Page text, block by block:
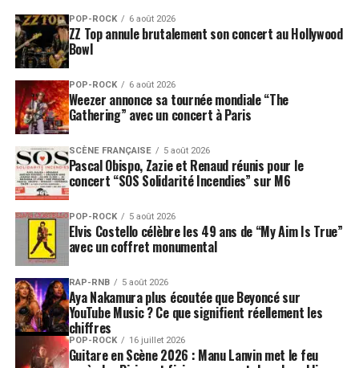
POP-ROCK 6 août 2026
ZZ Top annule brutalement son concert au Hollywood
Bowl
POP-ROCK 6 août 2026
Weezer annonce sa tournée mondiale “The
Gathering” avec un concert à Paris
SCÈNE FRANÇAISE 5 août 2026
Pascal Obispo, Zazie et Renaud réunis pour le
concert “SOS Solidarité Incendies” sur M6
POP-ROCK 5 août 2026
Elvis Costello célèbre les 49 ans de “My Aim Is True”
avec un coffret monumental
RAP-RNB 5 août 2026
Aya Nakamura plus écoutée que Beyoncé sur
YouTube Music ? Ce que signifient réellement les
chiffres
POP-ROCK 16 juillet 2026
Guitare en Scène 2026 : Manu Lanvin met le feu